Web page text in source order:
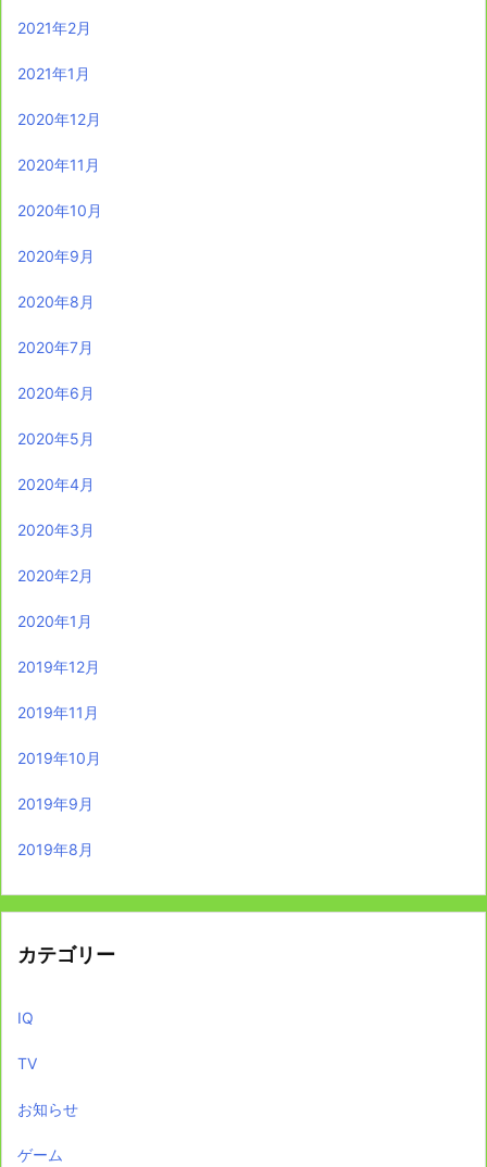
2021年2月
2021年1月
2020年12月
2020年11月
2020年10月
2020年9月
2020年8月
2020年7月
2020年6月
2020年5月
2020年4月
2020年3月
2020年2月
2020年1月
2019年12月
2019年11月
2019年10月
2019年9月
2019年8月
カテゴリー
IQ
TV
お知らせ
ゲーム